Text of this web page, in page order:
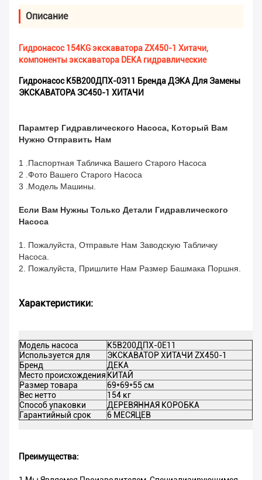
Описание
Гидронасос 154KG экскаватора ZX450-1 Хитачи,
компоненты экскаватора DEKA гидравлические
Гидронасос К5В200ДПХ-0Э11 Бренда ДЭКА Для Замены
ЭКСКАВАТОРА ЗС450-1 ХИТАЧИ
Парамтер Гидравлического Насоса, Который Вам
Нужно Отправить Нам
1 .Паспортная Табличка Вашего Старого Насоса
2 .Фото Вашего Старого Насоса
3 .Модель Машины.
Если Вам Нужны Только Детали Гидравлического
Насоса
1. Пожалуйста, Отправьте Нам Заводскую Табличку
Насоса.
2. Пожалуйста, Пришлите Нам Размер Башмака Поршня.
Характеристики:
Модель насоса
К5В200ДПХ-0Е11
Используется для
ЭКСКАВАТОР ХИТАЧИ ZX450-1
Бренд
ДЕКА
Место происхождения КИТАЙ
Размер товара
69*69*55 см
Вес нетто
154 кг
Способ упаковки
ДЕРЕВЯННАЯ КОРОБКА
Гарантийный срок
6 МЕСЯЦЕВ
Преимущества: